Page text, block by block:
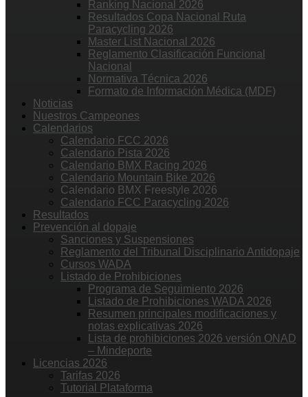
Ranking Nacional 2026
Resultados Copa Nacional Ruta
Paracycling 2026
Master List Nacional 2026
Reglamento Clasificación Funcional
Nacional
Normativa Técnica 2026
Formato de Información Médica (MDF)
Noticias
Nuestros Campeones
Calendarios
Calendario FCC 2026
Calendario Pista 2026
Calendario BMX Racing 2026
Calendario Mountain Bike 2026
Calendario BMX Freestyle 2026
Calendario FCC Paracycling 2026
Resultados
Prevención al dopaje
Sanciones y Suspensiones
Reglamento del Tribunal Disciplinario Antidopaje
Cursos WADA
Listado de Prohibiciones
Programa de Seguimiento 2026
Listado de Prohibiciones WADA 2026
Resumen principales modificaciones y
notas explicativas 2026
Lista de prohibiciones 2026 versión ONAD
– Mindeporte
Licencias 2026
Tarifas 2026
Tutorial Plataforma